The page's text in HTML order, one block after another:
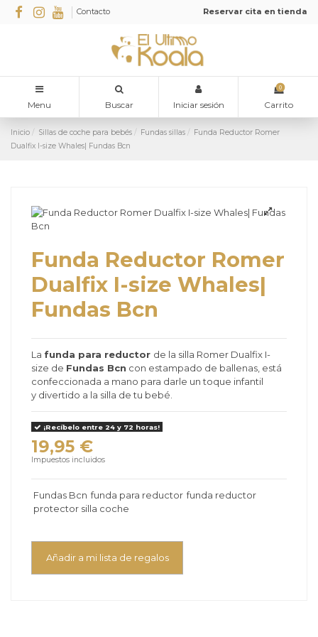
Contacto Reservar cita en tienda
Menu Buscar Iniciar sesión
0
Carrito
Inicio Sillas de coche para bebés Fundas sillas
Funda Reductor Romer
Dualfix I-size Whales| Fundas Bcn
Funda Reductor Romer
Dualfix I-size Whales|
Fundas Bcn
La funda para reductor de la silla Romer Dualfix I-
size de Fundas Bcn con estampado de ballenas, está
confeccionada a mano para darle un toque infantil
y divertido a la silla de tu bebé.
¡Recíbelo entre 24 y 72 horas!
19,95 €
Impuestos incluidos
Fundas Bcn funda para reductor funda reductor
protector silla coche
Añadir a mi lista de regalos